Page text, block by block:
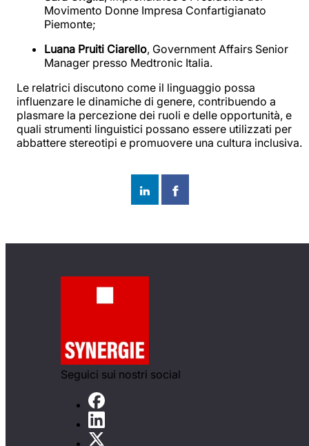
Movimento Donne Impresa Confartigianato
Piemonte;
Luana Pruiti Ciarello, Government Affairs Senior
Manager presso Medtronic Italia.
Le relatrici discutono come il linguaggio possa
influenzare le dinamiche di genere, contribuendo a
plasmare la percezione dei ruoli e delle opportunità, e
quali strumenti linguistici possano essere utilizzati per
abbattere stereotipi e promuovere una cultura inclusiva.
Seguici sui nostri social